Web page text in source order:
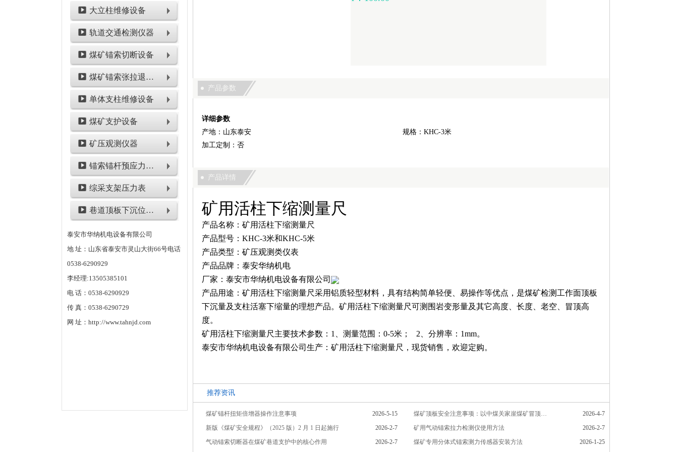
大立柱维修设备
轨道交通检测仪器
煤矿锚索切断设备
煤矿锚索张拉退锚设备
单体支柱维修设备
煤矿支护设备
矿压观测仪器
锚索锚杆预应力检测设备
综采支架压力表
巷道顶板下沉位移类仪表
泰安市华纳机电设备有限公司
地 址：山东省泰安市灵山大街66号电话
0538-6290929
李经理:13505385101
电 话：0538-6290929
传 真：0538-6290729
网 址：http://www.tahnjd.com
产品参数
详细参数
产地：山东泰安
规格：KHC-3米
加工定制：否
产品详情
矿用活柱下缩测量尺
产品名称：矿用活柱下缩测量尺
产品型号：KHC-3米和KHC-5米
产品类型：矿压观测类仪表
产品品牌：泰安华纳机电
厂家：泰安市华纳机电设备有限公司
产品用途：矿用活柱下缩测量尺采用铝质轻型材料，具有结构简单轻便、易操作等优点，是煤矿检测工作面顶板
下沉量及支柱活塞下缩量的理想产品。矿用活柱下缩测量尺可测围岩变形量及其它高度、长度、老空、冒顶高
度。
矿用活柱下缩测量尺主要技术参数：1、测量范围：0-5米； 2、分辨率：1mm。
泰安市华纳机电设备有限公司生产：矿用活柱下缩测量尺，现货销售，欢迎定购。
推荐资讯
2026-5-15
煤矿锚杆扭矩倍增器操作注意事项 2026-4-7
煤矿顶板安全注意事项：以中煤关家崖煤矿冒顶事故为鉴
2026-2-7
新版《煤矿安全规程》（2025 版）2 月 1 日起施行 2026-2-7
矿用气动锚索拉力检测仪使用方法
2026-2-7
气动锚索切断器在煤矿巷道支护中的核心作用 2026-1-25
煤矿专用分体式锚索测力传感器安装方法